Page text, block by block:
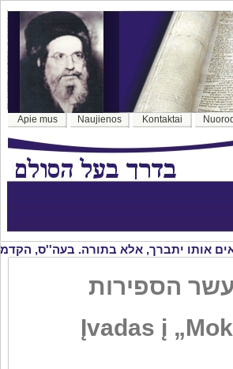
Apie mus Naujienos Kontaktai
Įvadas į